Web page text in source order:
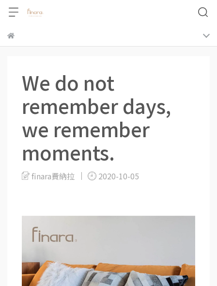
We do not
remember days,
we remember
moments.
finara費納拉 2020-10-05